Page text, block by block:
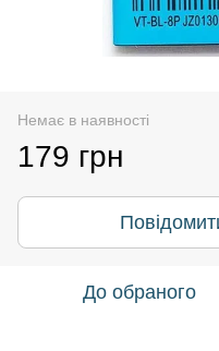
Немає в наявності
179 грн
До обраного